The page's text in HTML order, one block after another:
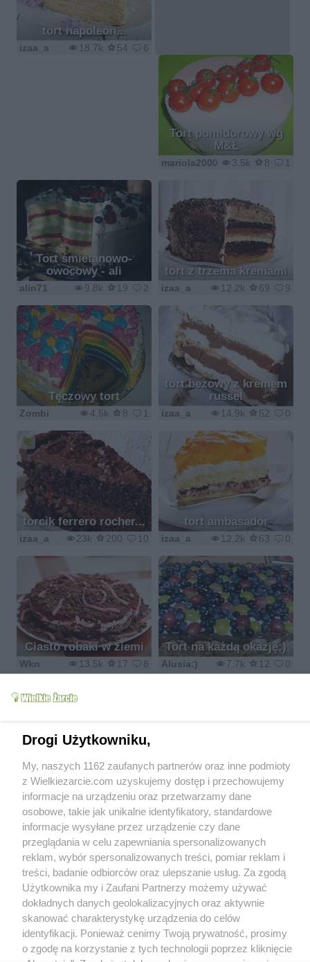
tort napoleon...
18.7k 54 6
izaa_a
Tort pomidorowy wg
M&Ł
3.5k 8 1
mariola2000
Tort śmietanowo-
owocowy - ali
9.8k 19 2
alin71
tort z trzema kremami
12.2k 69 9
izaa_a
Tęczowy tort
4.5k 8 1
Zombi
tort bezowy z kremem
russel
14.9k 52 0
izaa_a
torcik ferrero rocher...
23k 200 10
izaa_a
tort ambasador
12.2k 63 0
izaa_a
Ciasto robaki w ziemi
13.5k 17 8
Wkn
Tort na każdą okazję:)
7.7k 12 0
Alusia:)
Tort urodzinowy do
przedszkola
2
Tort truskawkowo-
śmietanowy
12
KasiaKatarzyna
Biszkopt wysoki i
puszysty,zawsze się
udaje
23k 70 0
goplana2
tęczowy tort…rainbow
cake….
6.2k
izaa_a
1 2 3 4 5 6 7 ... 15 >
Drogi Użytkowniku,
My, naszych 1162 zaufanych partnerów oraz inne podmioty
z Wielkiezarcie.com uzyskujemy dostęp i przechowujemy
informacje na urządzeniu oraz przetwarzamy dane
osobowe, takie jak unikalne identyfikatory, standardowe
informacje wysyłane przez urządzenie czy dane
przeglądania w celu zapewniania spersonalizowanych
reklam, wybór spersonalizowanych treści, pomiar reklam i
treści, badanie odbiorców oraz ulepszanie usług. Za zgodą
Użytkownika my i Zaufani Partnerzy możemy używać
dokładnych danych geolokalizacyjnych oraz aktywnie
skanować charakterystykę urządzenia do celów
identyfikacji. Ponieważ cenimy Twoją prywatność, prosimy
o zgodę na korzystanie z tych technologii poprzez kliknięcie